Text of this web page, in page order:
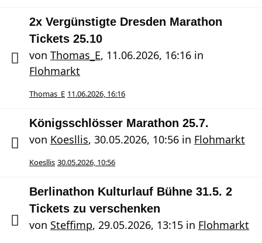
2x Vergünstigte Dresden Marathon
Tickets 25.10
von Thomas_E, 11.06.2026, 16:16 in
Flohmarkt
Thomas_E 11.06.2026, 16:16
Königsschlösser Marathon 25.7.
von Koesllis, 30.05.2026, 10:56 in Flohmarkt
Koesllis 30.05.2026, 10:56
Berlinathon Kulturlauf Bühne 31.5. 2
Tickets zu verschenken
von Steffimp, 29.05.2026, 13:15 in Flohmarkt